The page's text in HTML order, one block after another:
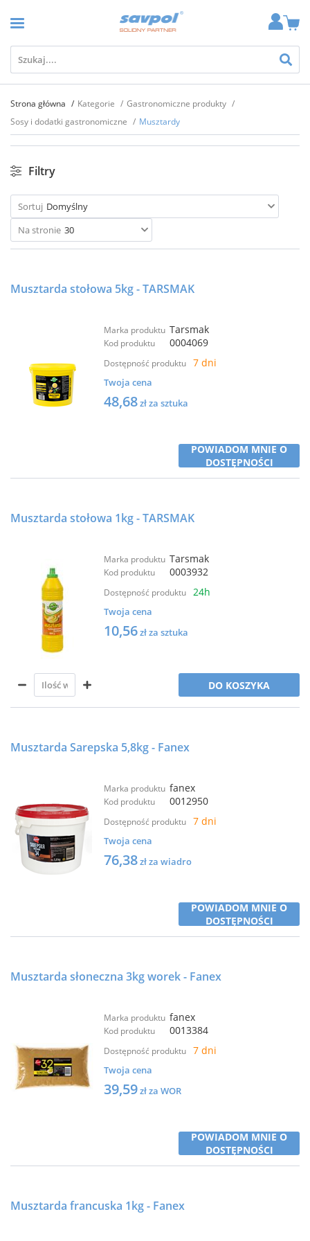
Strona główna Kategorie
Gastronomiczne produkty
Sosy i dodatki gastronomiczne
Musztardy
Filtry
Sortuj Domyślny
Na stronie 30
Musztarda stołowa 5kg - TARSMAK
Marka produktu Tarsmak
Kod produktu 0004069
Dostępność produktu 7 dni
Twoja cena
48,68zł za sztuka
POWIADOM MNIE O
DOSTĘPNOŚCI
Musztarda stołowa 1kg - TARSMAK
Marka produktu Tarsmak
Kod produktu 0003932
Dostępność produktu 24h
Twoja cena
10,56zł za sztuka
DO KOSZYKA
Musztarda Sarepska 5,8kg - Fanex
Marka produktu fanex
Kod produktu 0012950
Dostępność produktu 7 dni
Twoja cena
76,38zł za wiadro
POWIADOM MNIE O
DOSTĘPNOŚCI
Musztarda słoneczna 3kg worek - Fanex
Marka produktu fanex
Kod produktu 0013384
Dostępność produktu 7 dni
Twoja cena
39,59zł za WOR
POWIADOM MNIE O
DOSTĘPNOŚCI
Musztarda francuska 1kg - Fanex